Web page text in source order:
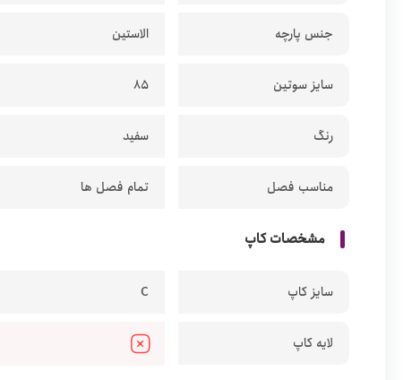
جنس پارچه الاستین
سایز سوتین 85
رنگ سفید
مناسب فصل تمام فصل ها
مشخصات کاپ
سایز کاپ C
لایه کاپ